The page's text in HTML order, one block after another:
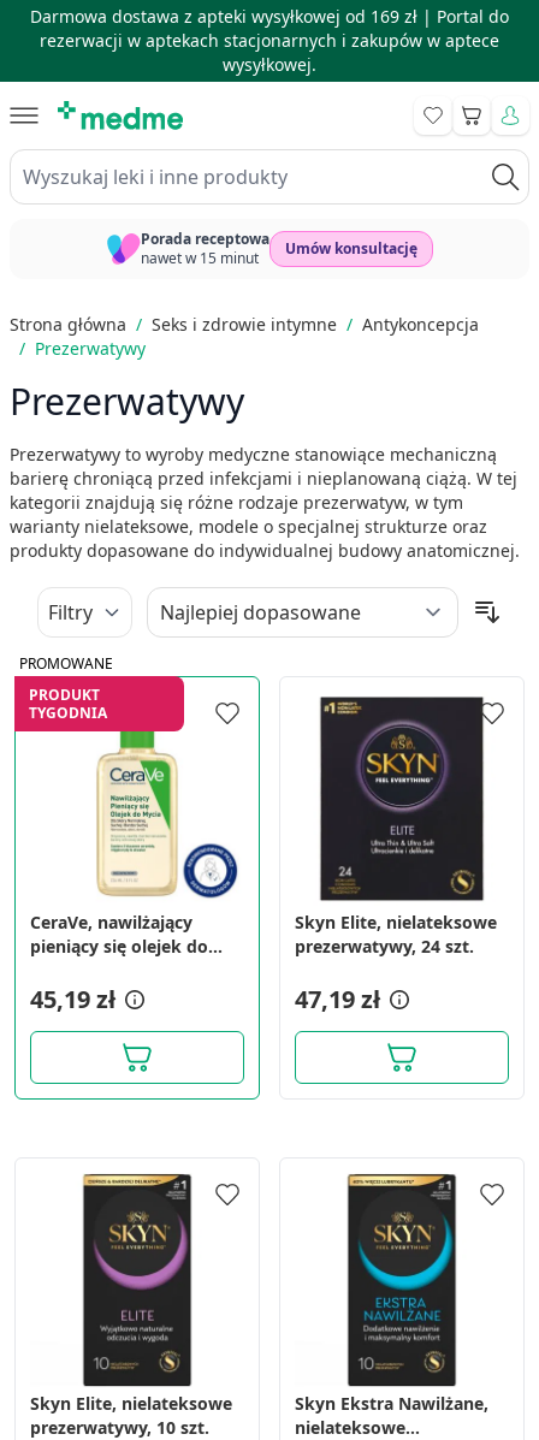
Darmowa dostawa z apteki wysyłkowej od 169 zł | Portal do
rezerwacji w aptekach stacjonarnych i zakupów w aptece
wysyłkowej.
Wyszukaj leki i inne produkty
Koszyk
Porada receptowa
nawet w 15 minut
Umów konsultację
Strona główna / Seks i zdrowie intymne / Antykoncepcja
/ Prezerwatywy
Prezerwatywy
Prezerwatywy to wyroby medyczne stanowiące mechaniczną
barierę chroniącą przed infekcjami i nieplanowaną ciążą. W tej
kategorii znajdują się różne rodzaje prezerwatyw, w tym
warianty nielateksowe, modele o specjalnej strukturze oraz
produkty dopasowane do indywidualnej budowy anatomicznej.
Filtry
PROMOWANE
PRODUKT
TYGODNIA
CeraVe, nawilżający
pieniący się olejek do
45,19 zł
Skyn Elite, nielateksowe
prezerwatywy, 24 szt.
47,19 zł
Skyn Elite, nielateksowe
prezerwatywy, 10 szt.
Skyn Ekstra Nawilżane,
nielateksowe